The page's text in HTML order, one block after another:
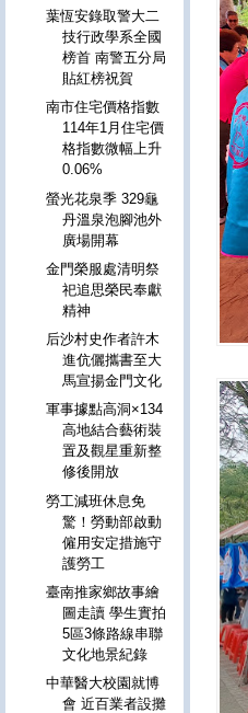
葉恆安錄取警大二
技行政學系全國
榜首 南警五分局
貼紅榜祝賀
南市住宅價格指數
114年1月住宅價
格指數微幅上升
0.06%
螢光花泉季 329龜
丹溫泉泡腳池外
廣場開幕
金門榮服處清明祭
祀追思榮民奉獻
精神
后沙村史作者許木
進伉儷攜書至大
馬宣揚金門文化
軍事據點高洞×134
高地結合藝術裝
置及觀星重新整
修後開放
勞工減班休息免
驚！勞動部啟動
僱用安定措施守
護勞工
臺南推家鄉故事繪
圖走讀 學生實拍
5區3條路線串聯
文化地景紀錄
中華醫大校園就博
會 近百業者設攤